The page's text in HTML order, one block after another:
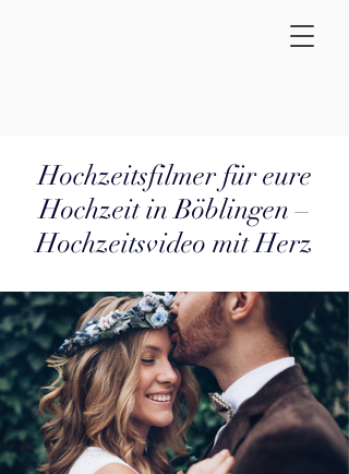
Hochzeitsfilmer für eure
Hochzeit in Böblingen –
Hochzeitsvideo mit Herz